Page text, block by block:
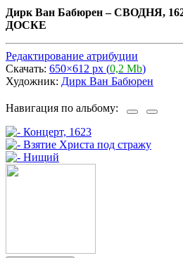
Дирк Ван Бабюрен–СВОДНЯ,
ДОСКЕ
Редактирование атрибуции
Скачать: 650×612 px (0,2 Mb)
Художник: Дирк Ван Бабюрен
Навигация по альбому: